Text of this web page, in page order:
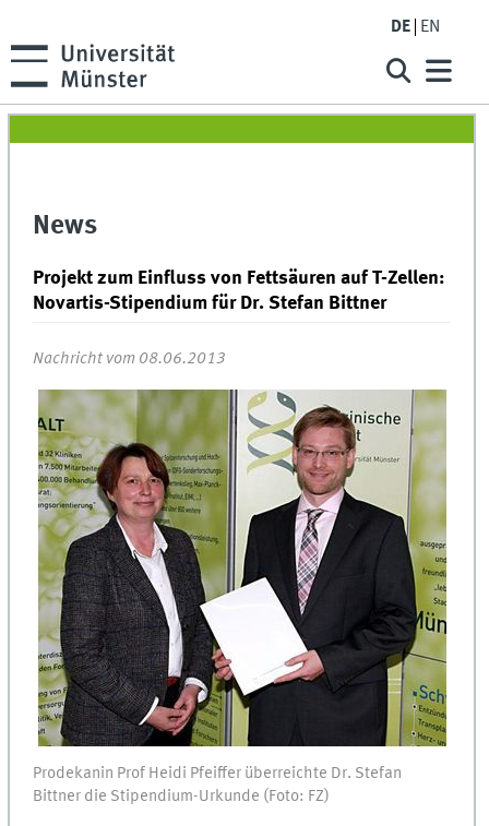
DE EN
News
Projekt zum Einfluss von Fettsäuren auf T-Zellen:
Novartis-Stipendium für Dr. Stefan Bittner
Nachricht vom 08.06.2013
Prodekanin Prof Heidi Pfeiffer überreichte Dr. Stefan
Bittner die Stipendium-Urkunde (Foto: FZ)